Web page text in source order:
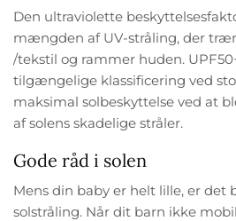
Den ultraviolette
mængden af UV-stråling, der
/tekstil og rammer huden.
tilgængelige klassificering ved
maksimal solbeskyttelse ved at
af solens skadelige stråler.
Gode råd i solen
Mens din baby er helt lille, er det
solstråling. Når dit barn ikke